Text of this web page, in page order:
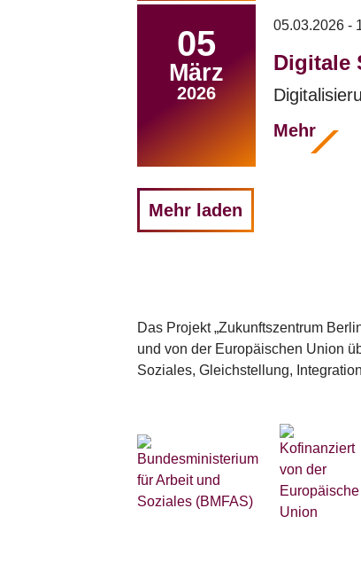
05
März
2026
05.03.2026 -
Digitale
Mehr
Mehr laden
Das Projekt „Zukunftszentrum
und von der Europäischen Union
Soziales, Gleichstellung,